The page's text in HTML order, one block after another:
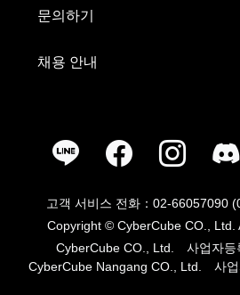
문의하기
채용 안내
고객 서비스 전화：02-66057090
Copyright © CyberCube CO., Ltd.
CyberCube CO., Ltd. 사업자등
CyberCube Nangang CO., Ltd. 사업